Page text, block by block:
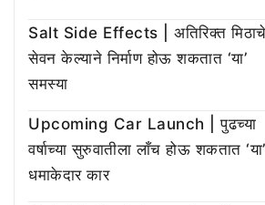
Salt Side Effects | अतिरिक्त मिठाचे
सेवन केल्याने निर्माण होऊ शकतात ‘या’
समस्या
Upcoming Car Launch | पुढच्या
वर्षाच्या सुरुवातीला लाँच होऊ शकतात ‘या’
धमाकेदार कार